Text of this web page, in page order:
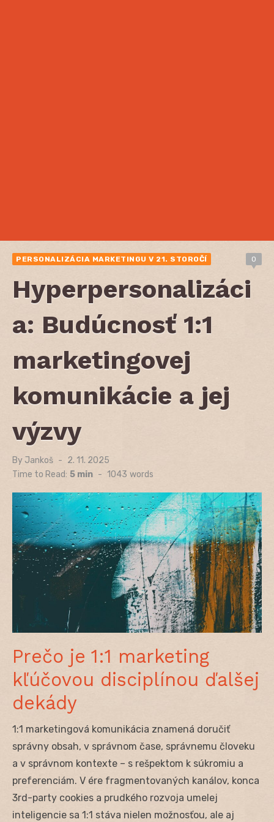
PERSONALIZÁCIA MARKETINGU V 21. STOROČÍ 0
Hyperpersonalizáci
a: Budúcnosť 1:1
marketingovej
komunikácie a jej
výzvy
By Jankoš
Posted
on
2. 11. 2025
Time to Read: 5 min - 1043 words
Prečo je 1:1 marketing
kľúčovou disciplínou ďalšej
dekády
1:1 marketingová komunikácia znamená doručiť
správny obsah, v správnom čase, správnemu človeku
a v správnom kontexte – s rešpektom k súkromiu a
preferenciám. V ére fragmentovaných kanálov, konca
3rd-party cookies a prudkého rozvoja umelej
inteligencie sa 1:1 stáva nielen možnosťou, ale aj